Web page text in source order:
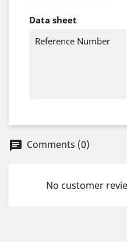
Data sheet
Reference Number
chat Comments (0)
No customer